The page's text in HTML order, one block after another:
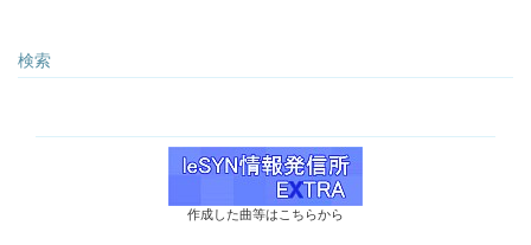
検索
作成した曲等はこちらから